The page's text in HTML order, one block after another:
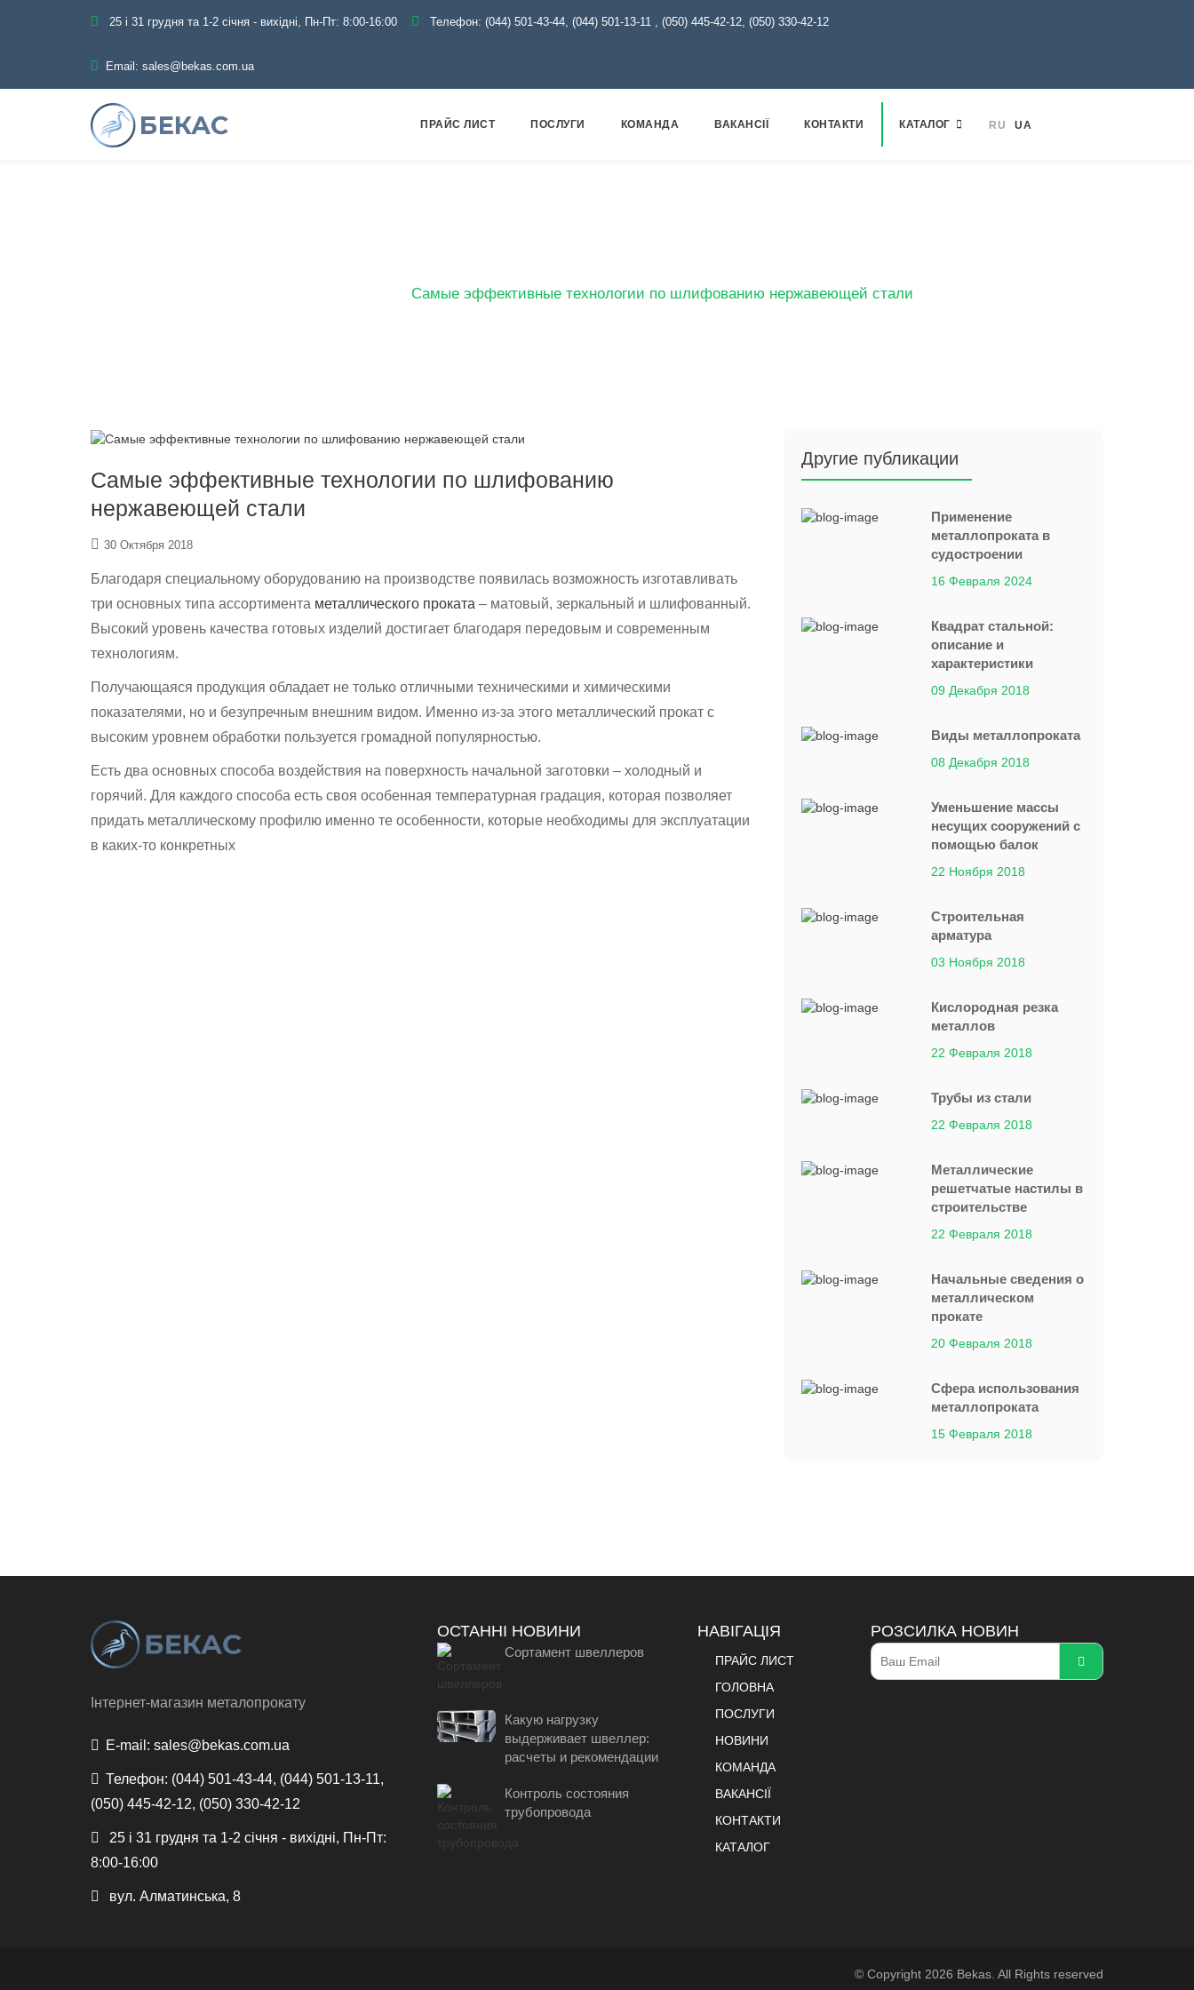
25 і 31 грудня та 1-2 січня - вихідні, Пн-Пт: 8:00-16:00 Телефон: (044) 501-43-44, (044) 501-13-11 , (050) 445-42-12, (050) 330-42-12
Email: sales@bekas.com.ua
ПРАЙС ЛИСТ ПОСЛУГИ КОМАНДА ВАКАНСІЇ КОНТАКТИ КАТАЛОГ RU UA
Самые эффективные технологии по шлифованию нержавеющей стали
Самые эффективные технологии по шлифованию
нержавеющей стали
30 Октября 2018
Благодаря специальному оборудованию на производстве появилась возможность изготавливать
три основных типа ассортимента металлического проката – матовый, зеркальный и шлифованный.
Высокий уровень качества готовых изделий достигает благодаря передовым и современным
технологиям.
Получающаяся продукция обладает не только отличными техническими и химическими
показателями, но и безупречным внешним видом. Именно из-за этого металлический прокат с
высоким уровнем обработки пользуется громадной популярностью.
Есть два основных способа воздействия на поверхность начальной заготовки – холодный и
горячий. Для каждого способа есть своя особенная температурная градация, которая позволяет
придать металлическому профилю именно те особенности, которые необходимы для эксплуатации
в каких-то конкретных
Другие публикации
Применение
металлопроката в
судостроении
16 Февраля 2024
Квадрат стальной:
описание и
характеристики
09 Декабря 2018
Виды металлопроката
08 Декабря 2018
Уменьшение массы
несущих сооружений с
помощью балок
22 Ноября 2018
Строительная
арматура
03 Ноября 2018
Кислородная резка
металлов
22 Февраля 2018
Трубы из стали
22 Февраля 2018
Металлические
решетчатые настилы в
строительстве
22 Февраля 2018
Начальные сведения о
металлическом
прокате
20 Февраля 2018
Сфера использования
металлопроката
15 Февраля 2018
Інтернет-магазин металопрокату
E-mail: sales@bekas.com.ua
Телефон: (044) 501-43-44, (044) 501-13-11,
(050) 445-42-12, (050) 330-42-12
25 і 31 грудня та 1-2 січня - вихідні, Пн-Пт:
8:00-16:00
вул. Алматинська, 8
ОСТАННІ НОВИНИ
Сортамент швеллеров
Какую нагрузку
выдерживает швеллер:
расчеты и рекомендации
Контроль состояния
трубопровода
НАВІГАЦІЯ
ПРАЙС ЛИСТ
ГОЛОВНА
ПОСЛУГИ
НОВИНИ
КОМАНДА
ВАКАНСІЇ
КОНТАКТИ
КАТАЛОГ
РОЗСИЛКА НОВИН
© Copyright 2026 Bekas. All Rights reserved